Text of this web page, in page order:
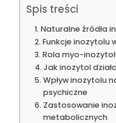
Spis treści
Naturalne źródła
Funkcje inozytolu
Rola myo-
Jak inozytol
Wpływ inozytolu
psychiczne
Zastosowanie
metabolicznych